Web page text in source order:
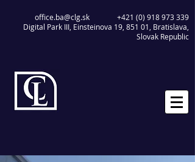
office.ba@clg.sk
+421 (0) 918 973 339
Digital Park III, Einsteinova 19, 851 01, Bratislava,
Slovak Republic